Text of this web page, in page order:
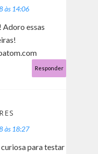
às 14:06
essas
Responder
às 18:27
para testar